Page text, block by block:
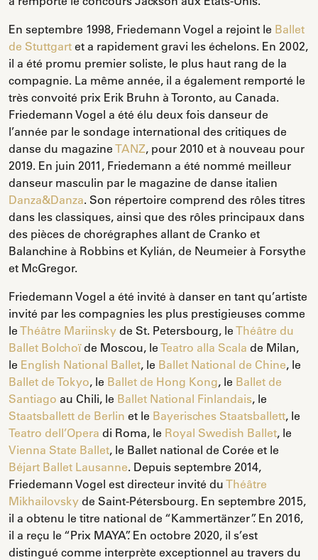
En septembre 1998, Friedemann Vogel a rejoint le Ballet
de Stuttgartet a rapidement gravi les échelons. En 2002,
il a été promu premier soliste, le plus haut rang de la
compagnie. La même année, il a également remporté le
très convoité prix Erik Bruhn à Toronto, au Canada.
Friedemann Vogel a été élu deux fois danseur de
l’année par le sondage international des critiques de
danse du magazineTANZ, pour 2010 et à nouveau pour
2019. En juin 2011, Friedemann a été nommé meilleur
danseur masculin par le magazine de danse italien
Danza&Danza. Son répertoire comprend des rôles titres
dans les classiques, ainsi que des rôles principaux dans
des pièces de chorégraphes allant de Cranko et
Balanchine à Robbins et Kylián, de Neumeier à Forsythe
et McGregor.
Friedemann Vogel a été invité à danser en tant qu’artiste
invité par les compagnies les plus prestigieuses comme
leThéâtre Mariinsky de St. Petersbourg, leThéâtre du
Ballet Bolchoïde Moscou, leTeatro alla Scala de Milan,
le English National Ballet, le Ballet National de Chine, le
Ballet de Tokyo, le Ballet de Hong Kong, le Ballet de
Santiago au Chili, le Ballet National Finlandais, le
Staatsballett de Berlin et le Bayerisches Staatsballett, le
Teatro dell’Opera di Roma, le Royal Swedish Ballet, le
Vienna State Ballet, le Ballet national de Corée et le
Béjart Ballet Lausanne. Depuis septembre 2014,
Friedemann Vogel est directeur invité duThéâtre
Mikhailovsky de Saint-Pétersbourg. En septembre 2015,
il a obtenu le titre national de “Kammertänzer”. En 2016,
il a reçu le “Prix MAYA”. En octobre 2020, il s’est
distingué comme interprète exceptionnel au travers du